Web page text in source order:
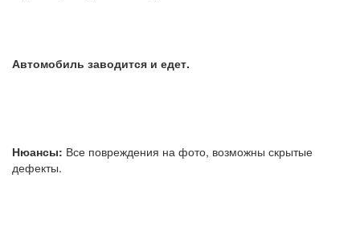
Автомобиль заводится и едет.
Нюансы: Все повреждения на фото, возможны скрытые
дефекты.